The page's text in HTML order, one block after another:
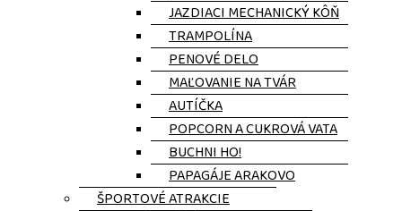
JAZDIACI MECHANICKÝ KÔŇ
TRAMPOLÍNA
PENOVÉ DELO
MAĽOVANIE NA TVÁR
AUTÍČKA
POPCORN A CUKROVÁ VATA
BUCHNI HO!
PAPAGÁJE ARAKOVO
ŠPORTOVÉ ATRAKCIE